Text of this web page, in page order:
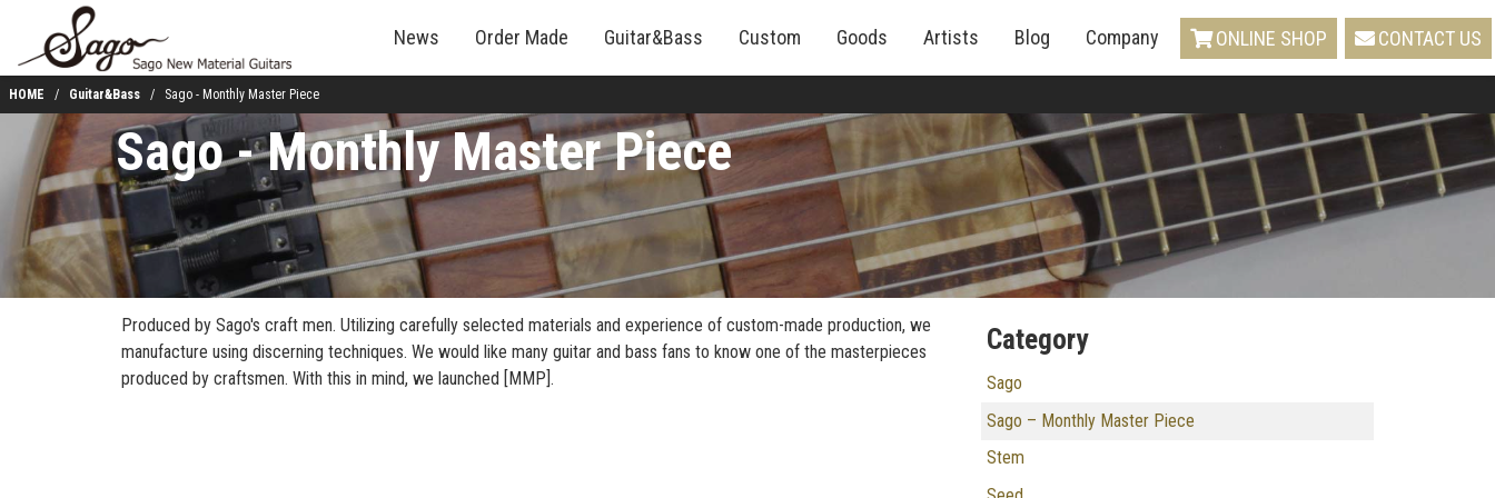
News Order Made Guitar&Bass Custom Goods Artists Blog Company ONLINE SHOP CONTACT US
HOME Guitar&Bass Sago - Monthly Master Piece
Sago - Monthly Master Piece
Produced by Sago's craft men. Utilizing carefully selected materials and experience of custom-made production, we
manufacture using discerning techniques. We would like many guitar and bass fans to know one of the masterpieces
produced by craftsmen. With this in mind, we launched [MMP].
Category
Sago
Sago – Monthly Master Piece
Stem